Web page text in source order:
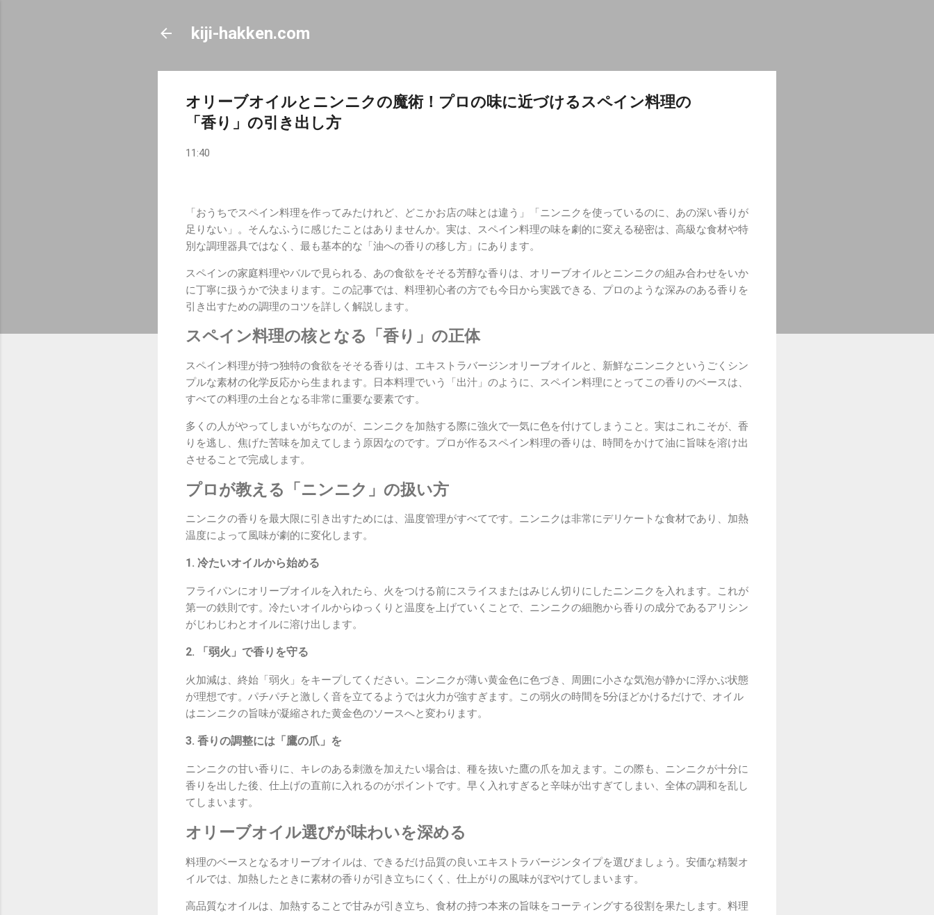
kiji-hakken.com
オリーブオイルとニンニクの魔術！プロの味に近づけるスペイン料理の
「香り」の引き出し方
11:40
「おうちでスペイン料理を作ってみたけれど、どこかお店の味とは違う」「ニンニクを使っているのに、あの深い香りが
足りない」。そんなふうに感じたことはありませんか。実は、スペイン料理の味を劇的に変える秘密は、高級な食材や特
別な調理器具ではなく、最も基本的な「油への香りの移し方」にあります。
スペインの家庭料理やバルで見られる、あの食欲をそそる芳醇な香りは、オリーブオイルとニンニクの組み合わせをいか
に丁寧に扱うかで決まります。この記事では、料理初心者の方でも今日から実践できる、プロのような深みのある香りを
引き出すための調理のコツを詳しく解説します。
スペイン料理の核となる「香り」の正体
スペイン料理が持つ独特の食欲をそそる香りは、エキストラバージンオリーブオイルと、新鮮なニンニクというごくシン
プルな素材の化学反応から生まれます。日本料理でいう「出汁」のように、スペイン料理にとってこの香りのベースは、
すべての料理の土台となる非常に重要な要素です。
多くの人がやってしまいがちなのが、ニンニクを加熱する際に強火で一気に色を付けてしまうこと。実はこれこそが、香
りを逃し、焦げた苦味を加えてしまう原因なのです。プロが作るスペイン料理の香りは、時間をかけて油に旨味を溶け出
させることで完成します。
プロが教える「ニンニク」の扱い方
ニンニクの香りを最大限に引き出すためには、温度管理がすべてです。ニンニクは非常にデリケートな食材であり、加熱
温度によって風味が劇的に変化します。
1. 冷たいオイルから始める
フライパンにオリーブオイルを入れたら、火をつける前にスライスまたはみじん切りにしたニンニクを入れます。これが
第一の鉄則です。冷たいオイルからゆっくりと温度を上げていくことで、ニンニクの細胞から香りの成分であるアリシン
がじわじわとオイルに溶け出します。
2. 「弱火」で香りを守る
火加減は、終始「弱火」をキープしてください。ニンニクが薄い黄金色に色づき、周囲に小さな気泡が静かに浮かぶ状態
が理想です。パチパチと激しく音を立てるようでは火力が強すぎます。この弱火の時間を5分ほどかけるだけで、オイル
はニンニクの旨味が凝縮された黄金色のソースへと変わります。
3. 香りの調整には「鷹の爪」を
ニンニクの甘い香りに、キレのある刺激を加えたい場合は、種を抜いた鷹の爪を加えます。この際も、ニンニクが十分に
香りを出した後、仕上げの直前に入れるのがポイントです。早く入れすぎると辛味が出すぎてしまい、全体の調和を乱し
てしまいます。
オリーブオイル選びが味わいを深める
料理のベースとなるオリーブオイルは、できるだけ品質の良いエキストラバージンタイプを選びましょう。安価な精製オ
イルでは、加熱したときに素材の香りが引き立ちにくく、仕上がりの風味がぼやけてしまいます。
高品質なオイルは、加熱することで甘みが引き立ち、食材の持つ本来の旨味をコーティングする役割を果たします。料理